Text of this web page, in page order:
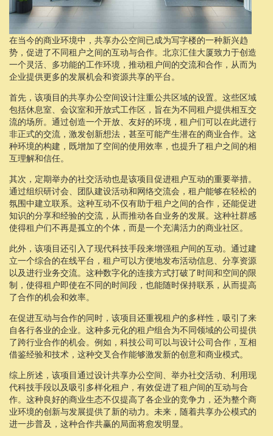
在当今的商业环境中，共享办公空间已成为写字楼的一种新兴趋
势，促进了不同租户之间的互动与合作。北京汇佳大厦致力于创造
一个灵活、多功能的工作环境，推动租户间的交流和合作，从而为
企业提供更多的发展机会和资源共享的平台。
首先，该项目的共享办公空间设计注重公共区域的设置。这些区域
包括休息室、会议室和开放式工作区，旨在为不同租户提供相互交
流的场所。通过创造一个开放、友好的环境，租户们可以在此进行
非正式的交流，激发创新想法，甚至可能产生潜在的商业合作。这
种环境的构建，既增加了空间的使用效率，也提升了租户之间的相
互理解和信任。
其次，定期举办的社交活动也是该项目促进租户互动的重要举措。
通过组织研讨会、团队建设活动和网络交流会，租户能够在轻松的
氛围中建立联系。这种互动不仅有助于租户之间的合作，还能促进
知识的分享和经验的交流，从而推动各自业务的发展。这种社群感
使得租户们不再是孤立的个体，而是一个充满活力的商业社区。
此外，该项目还引入了现代科技手段来增强租户间的互动。通过建
立一个综合的在线平台，租户可以方便地发布活动信息、分享资源
以及进行业务交流。这种数字化的连接方式打破了时间和空间的限
制，使得租户即使在不同的时间段，也能随时保持联系，从而提高
了合作的机会和效率。
在促进互动与合作的同时，该项目还重视租户的多样性，吸引了来
自各行各业的企业。这种多元化的租户组合为不同领域的公司提供
了跨行业合作的机会。例如，科技公司可以与设计公司合作，互相
借鉴经验和技术，这种交叉合作能够激发新的创意和商业模式。
综上所述，该项目通过设计共享办公空间、举办社交活动、利用现
代科技手段以及吸引多样化租户，有效促进了租户间的互动与合
作。这种良好的商业生态不仅提高了各企业的竞争力，还为整个商
业环境的创新与发展提供了新的动力。未来，随着共享办公模式的
进一步普及，这种合作共赢的局面将愈发明显。